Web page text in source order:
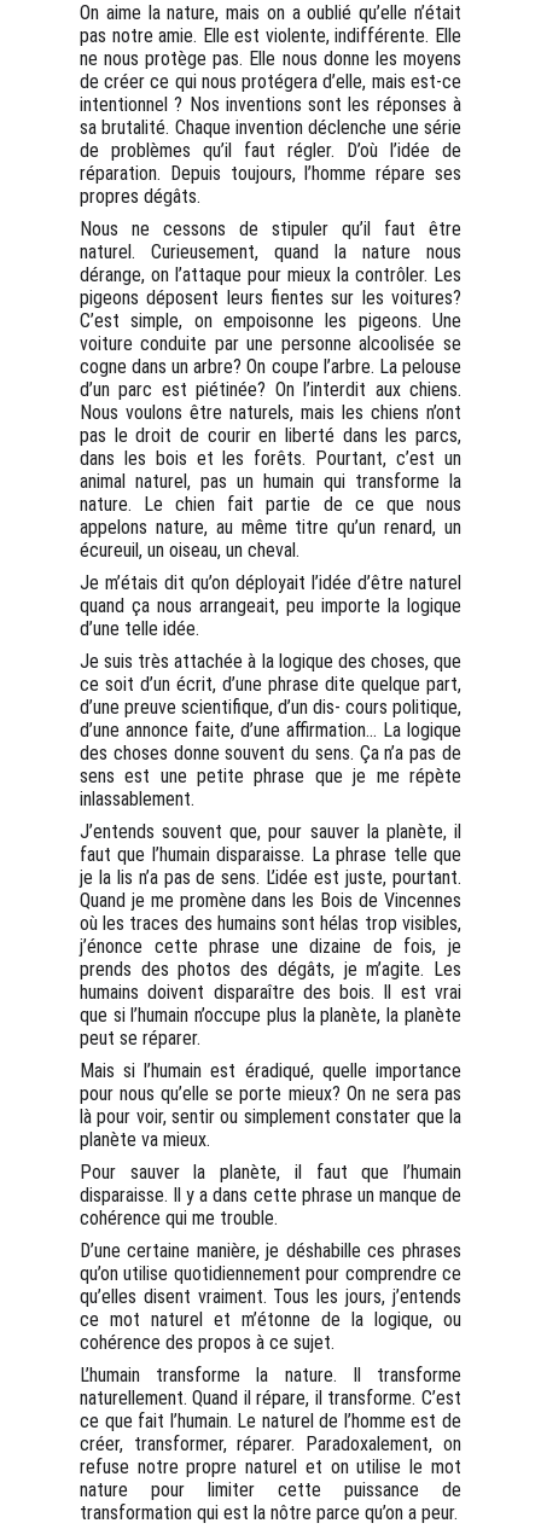
On aime la nature, mais on a oublié qu’elle n’était
pas notre amie. Elle est violente, indifférente. Elle
ne nous protège pas. Elle nous donne les moyens
de créer ce qui nous protégera d’elle, mais est-ce
intentionnel ? Nos inventions sont les réponses à
sa brutalité. Chaque invention déclenche une série
de problèmes qu’il faut régler. D’où l’idée de
réparation. Depuis toujours, l’homme répare ses
propres dégâts.
Nous ne cessons de stipuler qu’il faut être
naturel. Curieusement, quand la nature nous
dérange, on l’attaque pour mieux la contrôler. Les
pigeons déposent leurs fientes sur les voitures?
C’est simple, on empoisonne les pigeons. Une
voiture conduite par une personne alcoolisée se
cogne dans un arbre? On coupe l’arbre. La pelouse
d’un parc est piétinée? On l’interdit aux chiens.
Nous voulons être naturels, mais les chiens n’ont
pas le droit de courir en liberté dans les parcs,
dans les bois et les forêts. Pourtant, c’est un
animal naturel, pas un humain qui transforme la
nature. Le chien fait partie de ce que nous
appelons nature, au même titre qu’un renard, un
écureuil, un oiseau, un cheval.
Je m’étais dit qu’on déployait l’idée d’être naturel
quand ça nous arrangeait, peu importe la logique
d’une telle idée.
Je suis très attachée à la logique des choses, que
ce soit d’un écrit, d’une phrase dite quelque part,
d’une preuve scientifique, d’un dis- cours politique,
d’une annonce faite, d’une affirmation... La logique
des choses donne souvent du sens. Ça n’a pas de
sens est une petite phrase que je me répète
inlassablement.
J’entends souvent que, pour sauver la planète, il
faut que l’humain disparaisse. La phrase telle que
je la lis n’a pas de sens. L’idée est juste, pourtant.
Quand je me promène dans les Bois de Vincennes
où les traces des humains sont hélas trop visibles,
j’énonce cette phrase une dizaine de fois, je
prends des photos des dégâts, je m’agite. Les
humains doivent disparaître des bois. Il est vrai
que si l’humain n’occupe plus la planète, la planète
peut se réparer.
Mais si l’humain est éradiqué, quelle importance
pour nous qu’elle se porte mieux? On ne sera pas
là pour voir, sentir ou simplement constater que la
planète va mieux.
Pour sauver la planète, il faut que l’humain
disparaisse. Il y a dans cette phrase un manque de
cohérence qui me trouble.
D’une certaine manière, je déshabille ces phrases
qu’on utilise quotidiennement pour comprendre ce
qu’elles disent vraiment. Tous les jours, j’entends
ce mot naturel et m’étonne de la logique, ou
cohérence des propos à ce sujet.
L’humain transforme la nature. Il transforme
naturellement. Quand il répare, il transforme. C’est
ce que fait l’humain. Le naturel de l’homme est de
créer, transformer, réparer. Paradoxalement, on
refuse notre propre naturel et on utilise le mot
nature pour limiter cette puissance de
transformation qui est la nôtre parce qu’on a peur.